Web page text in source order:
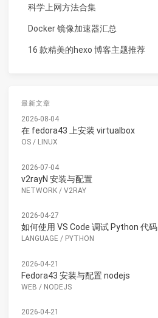
科学上网方法合集
Docker 镜像加速器汇总
16 款精美的hexo 博客主题推荐
最新文章
2026-08-04
在 fedora43 上安装 virtualbox
OS / LINUX
2026-07-04
v2rayN 安装与配置
NETWORK / V2RAY
2026-04-27
如何使用 VS Code 调试 Python 代码
LANGUAGE / PYTHON
2026-04-21
Fedora43 安装与配置 nodejs
WEB / NODEJS
2026-04-21